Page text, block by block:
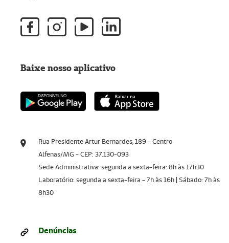
Rua Presidente Artur Bernardes, 189 - Centro
Alfenas/MG - CEP: 37.130-093
Sede Administrativa: segunda a sexta-feira: 8h às 17h30
Laboratório: segunda a sexta-feira - 7h às 16h | Sábado: 7h às
8h30
Denúncias
Baixe nosso aplicativo